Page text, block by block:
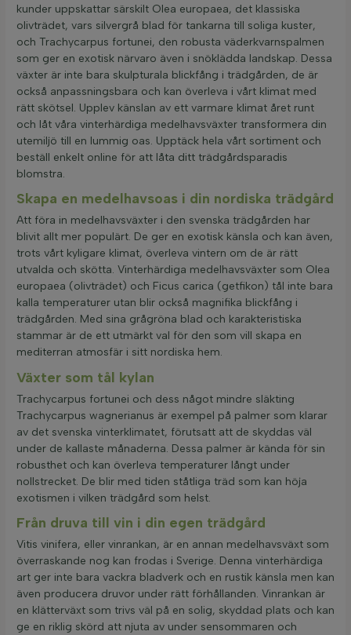
kunder uppskattar särskilt Olea europaea, det klassiska
olivträdet, vars silvergrå blad för tankarna till soliga kuster,
och Trachycarpus fortunei, den robusta väderkvarnspalmen
som ger en exotisk närvaro även i snöklädda landskap. Dessa
växter är inte bara skulpturala blickfång i trädgården, de är
också anpassningsbara och kan överleva i vårt klimat med
rätt skötsel. Upplev känslan av ett varmare klimat året runt
och låt våra vinterhärdiga medelhavsväxter transformera din
utemiljö till en lummig oas. Upptäck hela vårt sortiment och
beställ enkelt online för att låta ditt trädgårdsparadis
blomstra.
Skapa en medelhavsoas i din nordiska trädgård
Att föra in medelhavsväxter i den svenska trädgården har
blivit allt mer populärt. De ger en exotisk känsla och kan även,
trots vårt kyligare klimat, överleva vintern om de är rätt
utvalda och skötta. Vinterhärdiga medelhavsväxter som Olea
europaea (olivträdet) och Ficus carica (getfikon) tål inte bara
kalla temperaturer utan blir också magnifika blickfång i
trädgården. Med sina grågröna blad och karakteristiska
stammar är de ett utmärkt val för den som vill skapa en
mediterran atmosfär i sitt nordiska hem.
Växter som tål kylan
Trachycarpus fortunei och dess något mindre släkting
Trachycarpus wagnerianus är exempel på palmer som klarar
av det svenska vinterklimatet, förutsatt att de skyddas väl
under de kallaste månaderna. Dessa palmer är kända för sin
robusthet och kan överleva temperaturer långt under
nollstrecket. De blir med tiden ståtliga träd som kan höja
exotismen i vilken trädgård som helst.
Från druva till vin i din egen trädgård
Vitis vinifera, eller vinrankan, är en annan medelhavsväxt som
överraskande nog kan frodas i Sverige. Denna vinterhärdiga
art ger inte bara vackra bladverk och en rustik känsla men kan
även producera druvor under rätt förhållanden. Vinrankan är
en klätterväxt som trivs väl på en solig, skyddad plats och kan
ge en riklig skörd att njuta av under sensommaren och